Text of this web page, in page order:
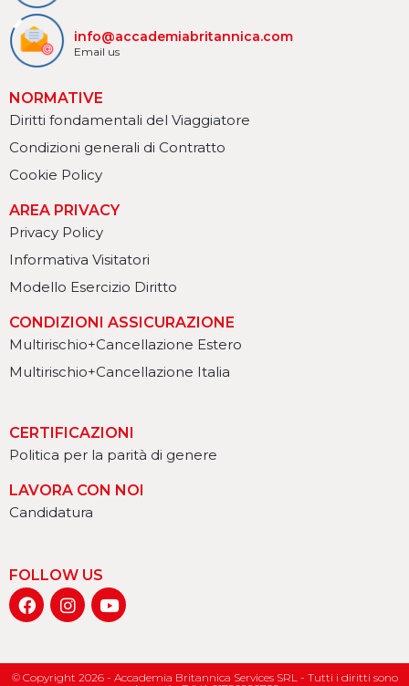
info@accademiabritannica.com
Email us
NORMATIVE
Diritti fondamentali del Viaggiatore
Condizioni generali di Contratto
Cookie Policy
AREA PRIVACY
Privacy Policy
Informativa Visitatori
Modello Esercizio Diritto
CONDIZIONI ASSICURAZIONE
Multirischio+Cancellazione Estero
Multirischio+Cancellazione Italia
CERTIFICAZIONI
Politica per la parità di genere
LAVORA CON NOI
Candidatura
FOLLOW US
© Copyright 2026 - Accademia Britannica Services SRL - Tutti i diritti sono